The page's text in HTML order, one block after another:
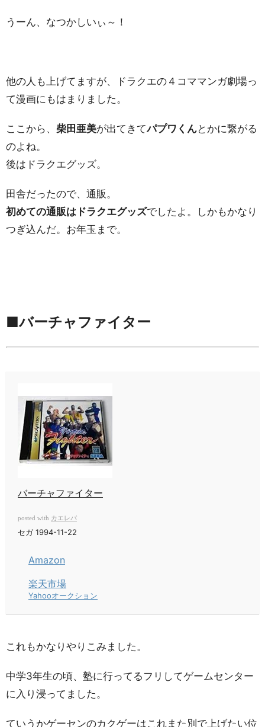
うーん、なつかしいぃ～！
他の人も上げてますが、ドラクエの４コママンガ劇場っ
て漫画にもはまりました。
ここから、 柴田亜美が出てきてパプワくんとかに繋がる
のよね。
後はドラクエグッズ。
田舎だったので、通販。
初めての通販はドラクエグッズでしたよ。しかもかなり
つぎ込んだ。お年玉まで。
■バーチャファイター
バーチャファイター
posted with カエレバ
セガ 1994-11-22
Amazon
楽天市場
Yahooオークション
これもかなりやりこみました。
中学3年生の頃、塾に行ってるフリしてゲームセンター
に入り浸ってました。
ていうかゲーセンのカクゲーはこれまた別で上げたい位